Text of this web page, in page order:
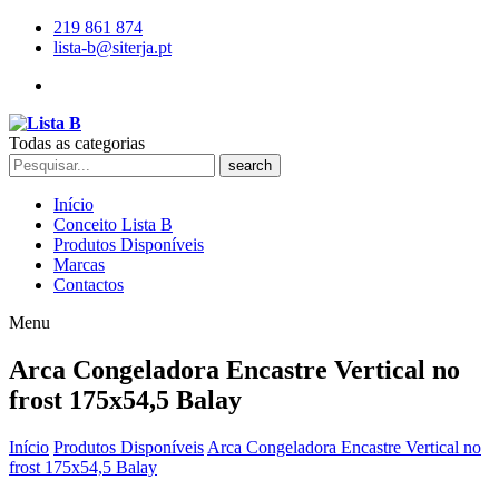
219 861 874
lista-b@siterja.pt
Todas as categorias
search
Início
Conceito Lista B
Produtos Disponíveis
Marcas
Contactos
Menu
Arca Congeladora Encastre Vertical no
frost 175x54,5 Balay
Início Produtos Disponíveis Arca Congeladora Encastre Vertical no
frost 175x54,5 Balay